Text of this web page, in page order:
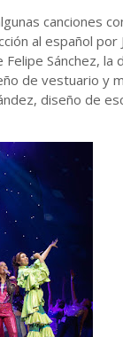
canciones
al español por
Sánchez, la
de vestuario y
diseño de